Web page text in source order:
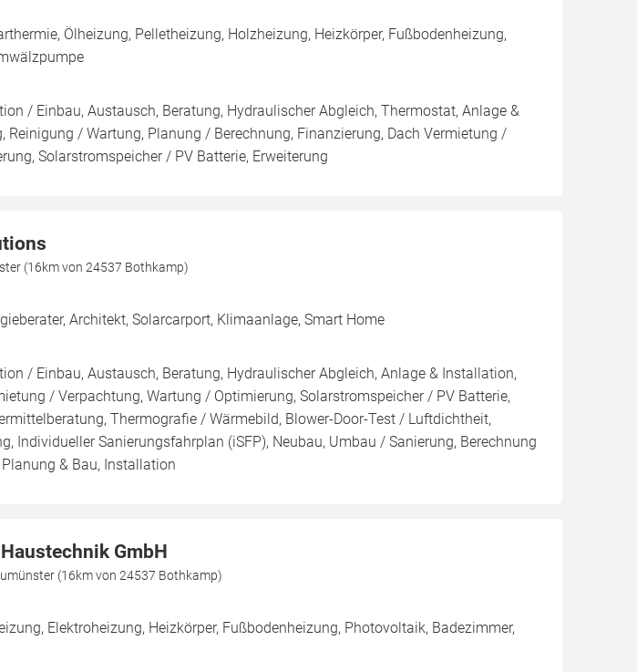
Ölheizung, Pelletheizung, Holzheizung, Heizkörper, Fußbodenheizung,
/ Einbau, Austausch, Beratung, Hydraulischer Abgleich, Thermostat, Anlage &
Reinigung / Wartung, Planung / Berechnung, Finanzierung, Dach Vermietung /
Solarstromspeicher / PV Batterie, Erweiterung
(16km von 24537 Bothkamp)
Architekt, Solarcarport, Klimaanlage, Smart Home
/ Einbau, Austausch, Beratung, Hydraulischer Abgleich, Anlage & Installation,
/ Verpachtung, Wartung / Optimierung, Solarstromspeicher / PV Batterie,
Thermografie / Wärmebild, Blower-Door-Test / Luftdichtheit,
Individueller Sanierungsfahrplan (iSFP), Neubau, Umbau / Sanierung, Berechnung
& Bau, Installation
GmbH
(16km von 24537 Bothkamp)
Elektroheizung, Heizkörper, Fußbodenheizung, Photovoltaik, Badezimmer,